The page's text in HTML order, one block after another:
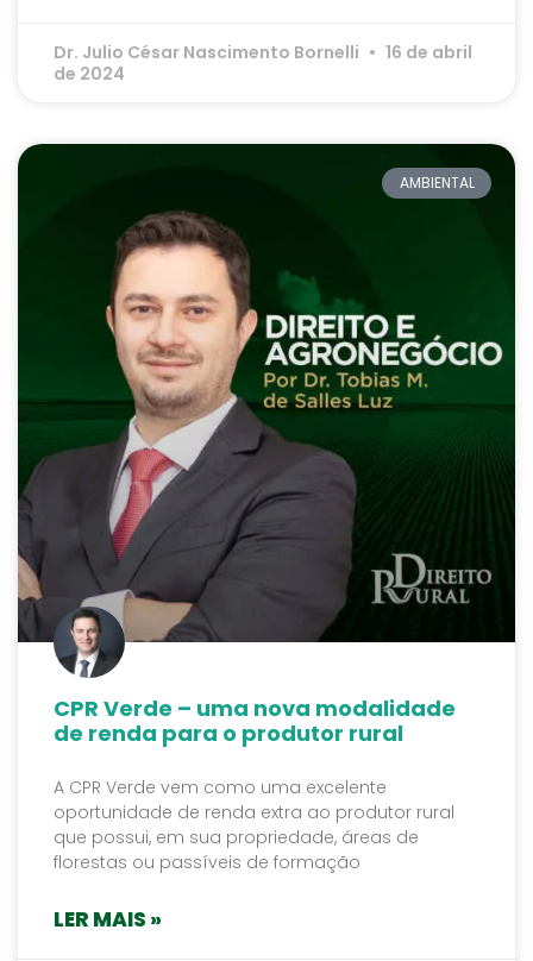
Dr. Julio César Nascimento Bornelli
16 de abril
de 2024
AMBIENTAL
CPR Verde – uma nova modalidade
de renda para o produtor rural
A CPR Verde vem como uma excelente
oportunidade de renda extra ao produtor rural
que possui, em sua propriedade, áreas de
florestas ou passíveis de formação
LER MAIS »